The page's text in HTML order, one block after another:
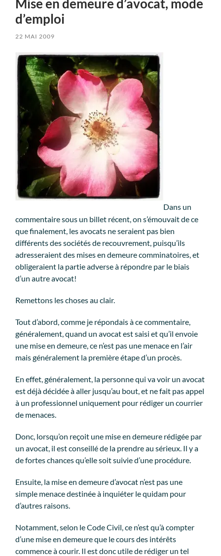
Mise en demeure d’avocat, mode
d’emploi
22 MAI 2009
Dans un
commentaire sous un billet récent, on s’émouvait de ce
que finalement, les avocats ne seraient pas bien
différents des sociétés de recouvrement, puisqu’ils
adresseraient des mises en demeure comminatoires, et
obligeraient la partie adverse à répondre par le biais
d’un autre avocat!
Remettons les choses au clair.
Tout d’abord, comme je répondais à ce commentaire,
généralement, quand un avocat est saisi et qu’il envoie
une mise en demeure, ce n’est pas une menace en l’air
mais généralement la première étape d’un procès.
En effet, généralement, la personne qui va voir un avocat
est déjà décidée à aller jusqu’au bout, et ne fait pas appel
à un professionnel uniquement pour rédiger un courrier
de menaces.
Donc, lorsqu’on reçoit une mise en demeure rédigée par
un avocat, il est conseillé de la prendre au sérieux. Il y a
de fortes chances qu’elle soit suivie d’une procédure.
Ensuite, la mise en demeure d’avocat n’est pas une
simple menace destinée à inquiéter le quidam pour
d’autres raisons.
Notamment, selon le Code Civil, ce n’est qu’à compter
d’une mise en demeure que le cours des intérêts
commence à courir. Il est donc utile de rédiger un tel